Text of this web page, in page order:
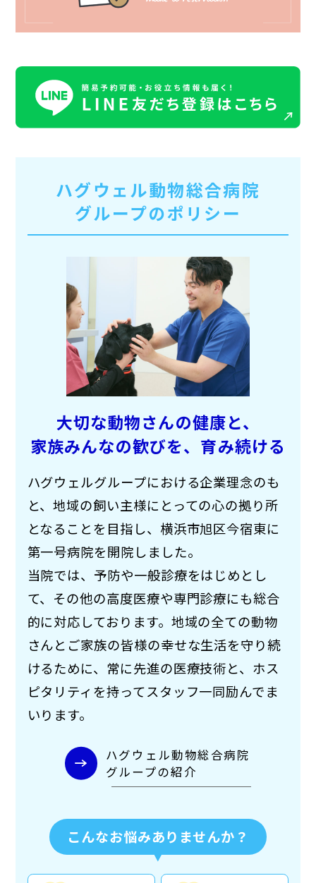
ハグウェル動物総合病院
グループのポリシー
大切な動物さんの健康と、
家族みんなの歓びを、 育み続ける
ハグウェルグループにおける企業理念のも
と、地域の飼い主様にとっての心の拠り所
となることを目指し、横浜市旭区今宿東に
第一号病院を開院しました。
当院では、予防や一般診療をはじめとし
て、その他の高度医療や専門診療にも総合
的に対応しております。地域の全ての動物
さんとご家族の皆様の幸せな生活を守り続
けるために、常に先進の医療技術と、ホス
ピタリティを持ってスタッフ一同励んでま
いります。
ハグウェル動物総合病院
グループの紹介
こんなお悩みありませんか？